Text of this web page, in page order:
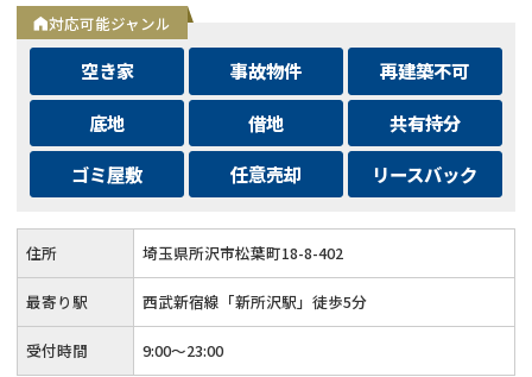
で顧客の都合に合わせた柔軟な対応◆しつこい営業はせず顧客
目線第一の親身なサポート
対応可能ジャンル
空き家 事故物件
再建築不可
底地
借地
共有持分
ゴミ屋敷
任意売却 リースバック
住所 埼玉県所沢市松葉町18-8-402
最寄り駅 西武新宿線「新所沢駅」徒歩5分
受付時間 9:00～23:00